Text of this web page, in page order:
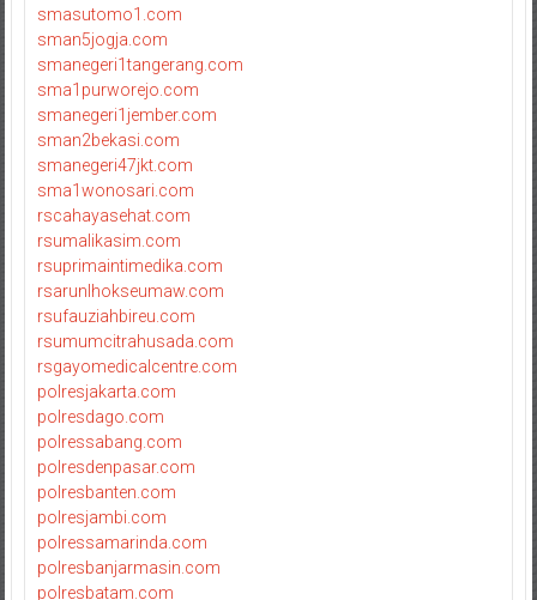
smasutomo1.com
sman5jogja.com
smanegeri1tangerang.com
sma1purworejo.com
smanegeri1jember.com
sman2bekasi.com
smanegeri47jkt.com
sma1wonosari.com
rscahayasehat.com
rsumalikasim.com
rsuprimaintimedika.com
rsarunlhokseumaw.com
rsufauziahbireu.com
rsumumcitrahusada.com
rsgayomedicalcentre.com
polresjakarta.com
polresdago.com
polressabang.com
polresdenpasar.com
polresbanten.com
polresjambi.com
polressamarinda.com
polresbanjarmasin.com
polresbatam.com